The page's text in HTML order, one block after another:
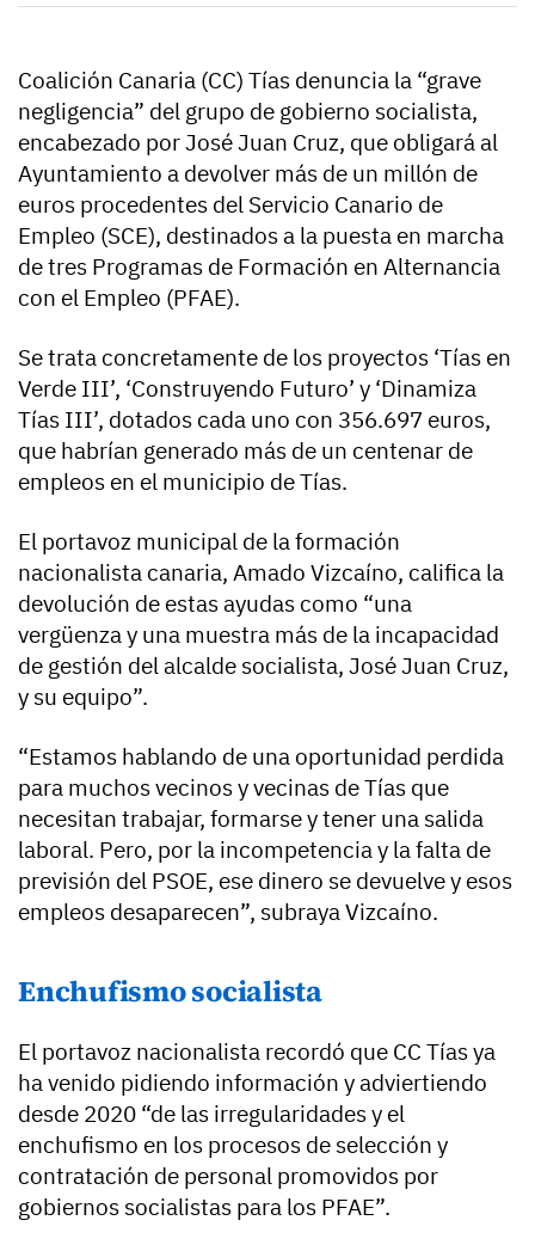
Coalición Canaria (CC) Tías denuncia la “grave
negligencia” del grupo de gobierno socialista,
encabezado por José Juan Cruz, que obligará al
Ayuntamiento a devolver más de un millón de
euros procedentes del Servicio Canario de
Empleo (SCE), destinados a la puesta en marcha
de tres Programas de Formación en Alternancia
con el Empleo (PFAE).
Se trata concretamente de los proyectos ‘Tías en
Verde III’, ‘Construyendo Futuro’ y ‘Dinamiza
Tías III’, dotados cada uno con 356.697 euros,
que habrían generado más de un centenar de
empleos en el municipio de Tías.
El portavoz municipal de la formación
nacionalista canaria, Amado Vizcaíno, califica la
devolución de estas ayudas como “una
vergüenza y una muestra más de la incapacidad
de gestión del alcalde socialista, José Juan Cruz,
y su equipo”.
“Estamos hablando de una oportunidad perdida
para muchos vecinos y vecinas de Tías que
necesitan trabajar, formarse y tener una salida
laboral. Pero, por la incompetencia y la falta de
previsión del PSOE, ese dinero se devuelve y esos
empleos desaparecen”, subraya Vizcaíno.
Enchufismo socialista
El portavoz nacionalista recordó que CC Tías ya
ha venido pidiendo información y adviertiendo
desde 2020 “de las irregularidades y el
enchufismo en los procesos de selección y
contratación de personal promovidos por
gobiernos socialistas para los PFAE”.